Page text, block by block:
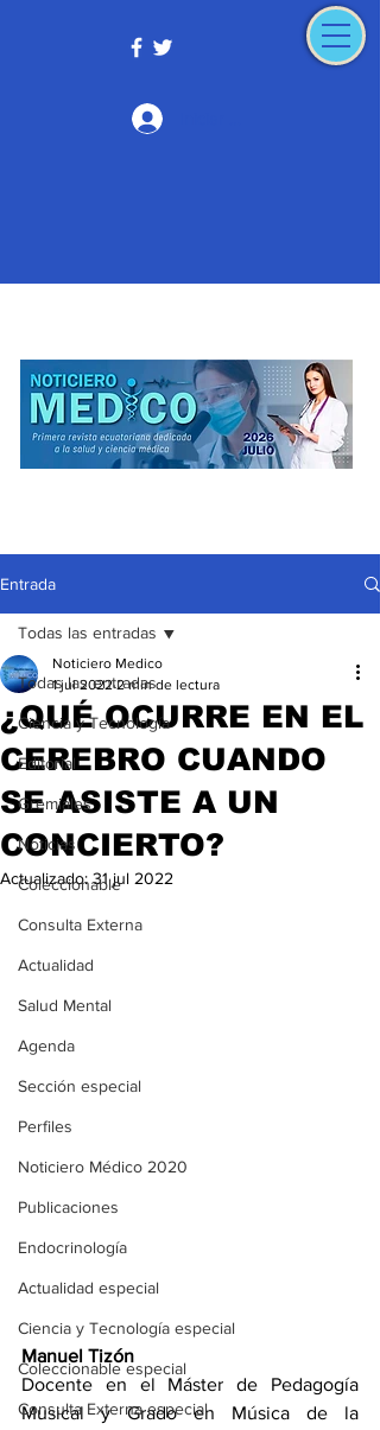
Entrada
Todas las entradas
Ciencia y Tecnología
Editorial
Gremiales
Noticias
Coleccionable
Consulta Externa
Actualidad
Salud Mental
Agenda
Sección especial
Perfiles
Noticiero Médico 2020
Publicaciones
Endocrinología
Actualidad especial
Ciencia y Tecnología especial
Coleccionable especial
Consulta Externa especial
Todas las entradas
¿QUÉ OCURRE EN EL
CEREBRO CUANDO
SE ASISTE A UN
CONCIERTO?
Noticiero Medico
1 jul 2022 2 min de lectura
Actualizado:31 jul 2022
Manuel Tizón
Docente en el Máster de Pedagogía
Musical y Grado en Música de la